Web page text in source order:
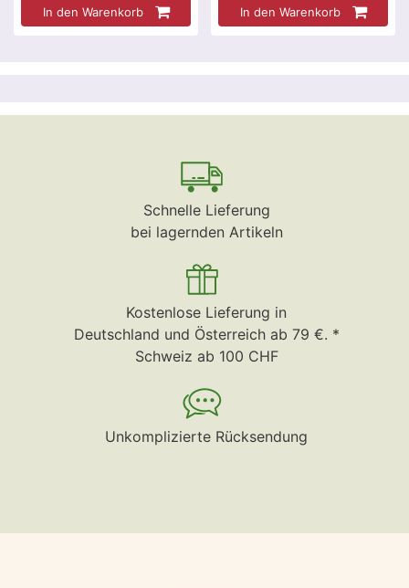
In den Warenkorb In den Warenkorb
Schnelle Lieferung
bei lagernden Artikeln
Kostenlose Lieferung in
Deutschland und Österreich ab 79 €. *
Schweiz ab 100 CHF
Unkomplizierte Rücksendung